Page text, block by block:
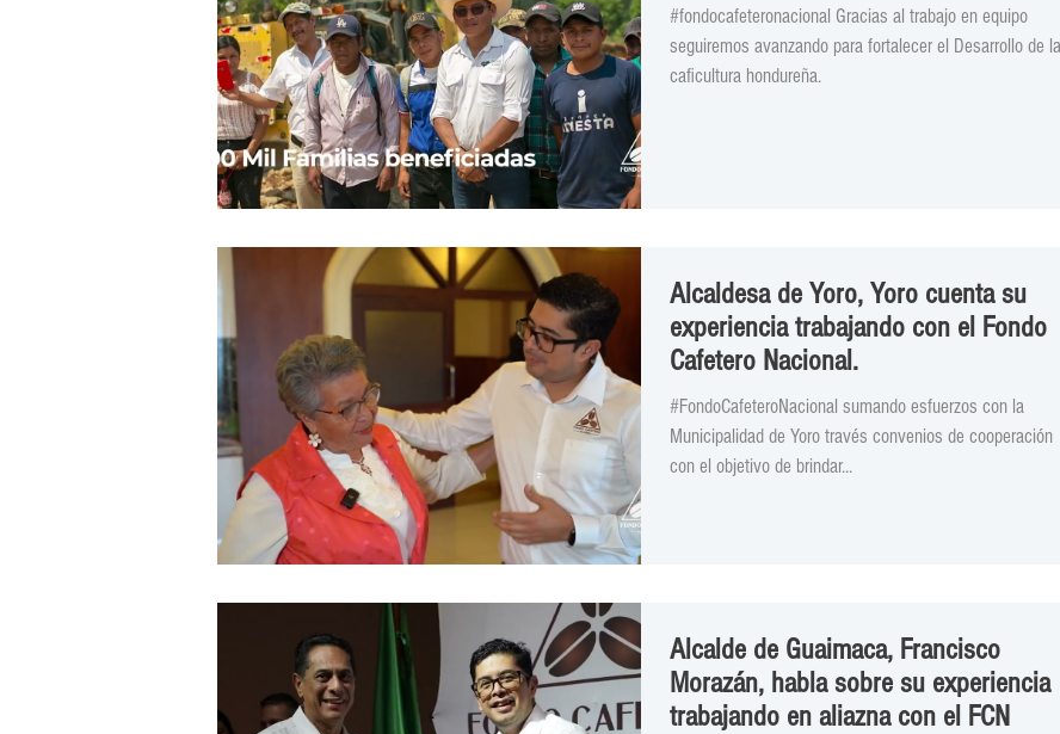
#fondocafeteronacional Gracias al trabajo en equipo
seguiremos avanzando para fortalecer el Desarrollo de la
caficultura hondureña.
Alcaldesa de Yoro, Yoro cuenta su
experiencia trabajando con el Fondo
Cafetero Nacional.
#FondoCafeteroNacional sumando esfuerzos con la
Municipalidad de Yoro través convenios de cooperación
con el objetivo de brindar...
Alcalde de Guaimaca, Francisco
Morazán, habla sobre su experiencia
trabajando en aliazna con el FCN